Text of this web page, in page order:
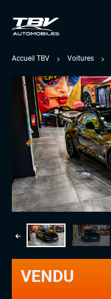
Accueil TBV Voitures
VENDU